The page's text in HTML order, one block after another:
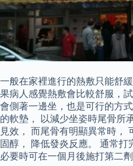
一般在家裡進行的熱敷只能舒
果病人感覺熱敷會比較舒服，
會側著一邊坐，也是可行的方
的軟墊， 以減少坐姿時尾骨所
見效， 而尾骨有明顯異常時，
固醇， 降低發炎反應。 通常打
必要時可在一個月後施打第二劑